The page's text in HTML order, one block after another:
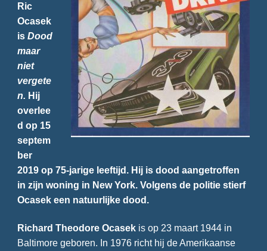
Ric
Ocasek
is Dood
maar
niet
vergete
n. Hij
overlee
d op 15
septem
ber
2019 op 75-jarige leeftijd. Hij is dood aangetroffen
in zijn woning in New York. Volgens de politie stierf
Ocasek een natuurlijke dood.
Richard Theodore Ocasekis op 23 maart 1944 in
Baltimore geboren. In 1976 richt hij de Amerikaanse